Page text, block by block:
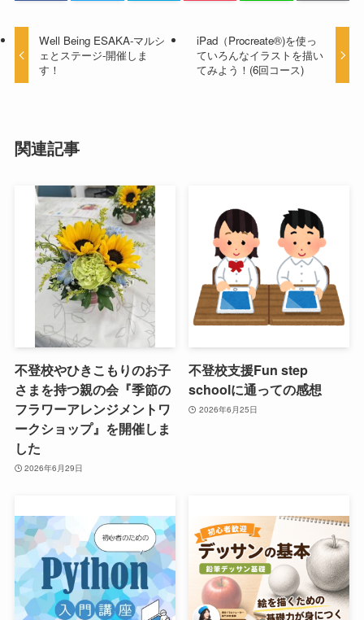
Well Being ESAKA-マルシ
ェとステージ-開催しま
す！
iPad（Procreate®)を使っ
ていろんなイラストを描い
てみよう！(6回コース)
関連記事
不登校やひきこもりのお子
さまを持つ親の会『季節の
フラワーアレンジメントワ
ークショップ』を開催しま
した
2026年6月29日
不登校支援Fun step
schoolに通っての感想
2026年6月25日